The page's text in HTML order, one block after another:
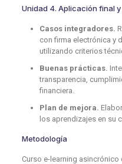
Unidad 4. Aplicación final
Casos integradores.
con firma electrónica y
utilizando criterios
Buenas prácticas.
transparencia,
financiera.
Plan de mejora.
los aprendizajes en su
Metodología
Curso e-learning asincrónico